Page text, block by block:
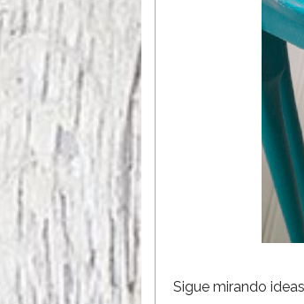
Sigue mirando